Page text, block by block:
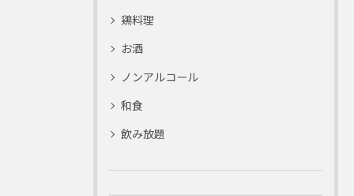
鶏料理
お酒
ノンアルコール
和食
飲み放題